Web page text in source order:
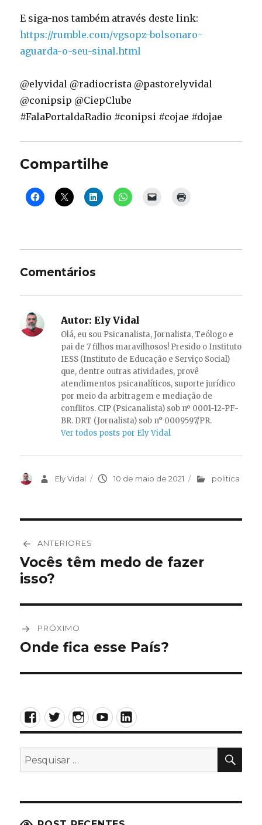
E siga-nos também através deste link:
https://rumble.com/vgsopz-bolsonaro-
aguarda-o-seu-sinal.html
@elyvidal @radiocrista @pastorelyvidal
@conipsip @CiepClube
#FalaPortaldaRadio #conipsi #cojae #dojae
Compartilhe
Comentários
Autor: Ely Vidal
Olá, eu sou Psicanalista, Jornalista, Teólogo e
pai de 7 filhos maravilhosos! Presido o Instituto
IESS (Instituto de Educação e Serviço Social)
que, dentre outras atividades, provê
atendimentos psicanalíticos, suporte jurídico
por meio da arbitragem e mediação de
conflitos. CIP (Psicanalista) sob nº 0001-12-PF-
BR. DRT (Jornalista) sob n° 0009597/PR.
Ver todos posts por Ely Vidal
AutorEly Vidal
Publicado
10 de maio de 2021 Categorias
politica
de
Post
ANTERIORES
Post
anterior:
Vocês têm medo de fazer
isso?
PRÓXIMO
Próximo
Onde fica esse País?
Facebook
TwitterInstagram
YouTubeLinkedIn
Pesquisar